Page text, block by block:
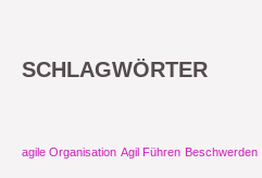
SCHLAGWÖRTER
agile Organisation Agil Führen Beschwerden